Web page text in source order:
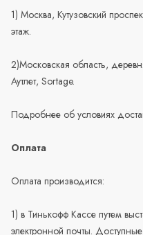
1) Москва, Кутузовский
этаж.
2)Московская область,
Аутлет, Sortage.
Подробнее об условиях
Оплата
Оплата производится:
1) в Тинькофф Кассе путем
электронной почты.